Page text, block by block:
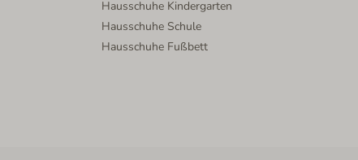
Hausschuhe Kindergarten
Hausschuhe Schule
Hausschuhe Fußbett